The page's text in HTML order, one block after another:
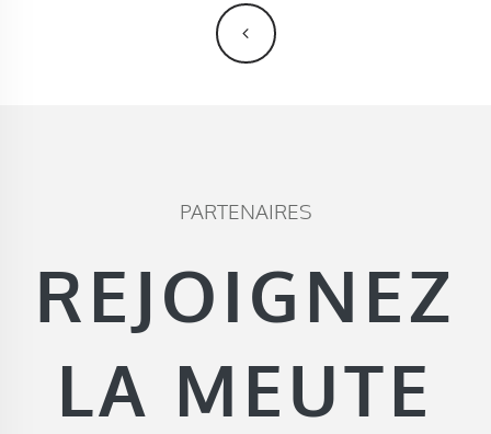
NAVIGATION DES ARTICLES
PARTENAIRES
REJOIGNEZ
LA MEUTE